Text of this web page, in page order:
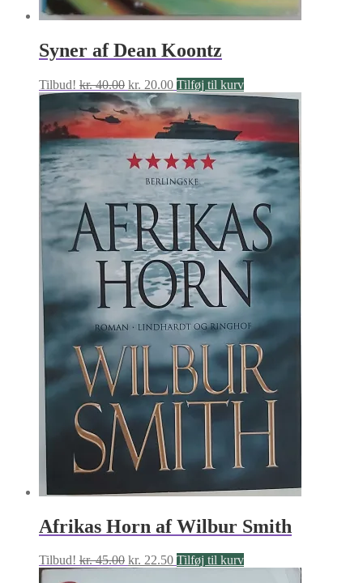
Syner af Dean Koontz
Tilbud! kr.40.00 Den
oprindelige
pris
var:
kr. 40.00.
kr. 20.00Den
aktuelle
pris
er:
kr. 20.00.
Tilføj til kurv
Afrikas Horn af Wilbur Smith
Tilbud! kr.45.00 Den
kr. 22.50Den
Tilføj til kurv